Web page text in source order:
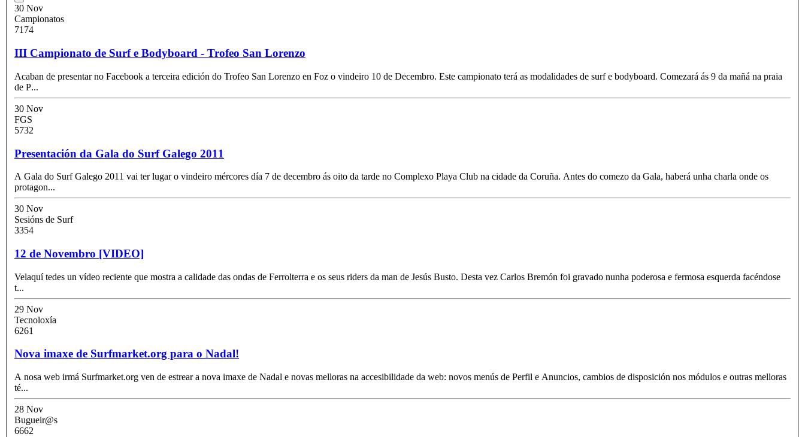
30 Nov
Campionatos
7174
III Campionato de Surf e Bodyboard - Trofeo San Lorenzo
Acaban de presentar no Facebook a terceira edición do Trofeo San Lorenzo en Foz o vindeiro 10 de Decembro. Este campionato terá as modalidades de surf e bodyboard. Comezará ás 9 da mañá na praia
de P...
30 Nov
FGS
5732
Presentación da Gala do Surf Galego 2011
A Gala do Surf Galego 2011 vai ter lugar o vindeiro mércores día 7 de decembro ás oito da tarde no Complexo Playa Club na cidade da Coruña. Antes do comezo da Gala, haberá unha charla onde os
protagon...
30 Nov
Sesións de Surf
3354
12 de Novembro [VIDEO]
Velaquí tedes un vídeo reciente que mostra a calidade das ondas de Ferrolterra e os seus riders da man de Jesús Busto. Desta vez Carlos Bremón foi gravado nunha poderosa e fermosa esquerda facéndose
t...
29 Nov
Tecnoloxía
6261
Nova imaxe de Surfmarket.org para o Nadal!
A nosa web irmá Surfmarket.org ven de estrear a nova imaxe de Nadal e novas melloras na accesibilidade da web: novos menús de Perfil e Anuncios, cambios de disposición nos módulos e outras melloras
té...
28 Nov
Bugueir@s
6662